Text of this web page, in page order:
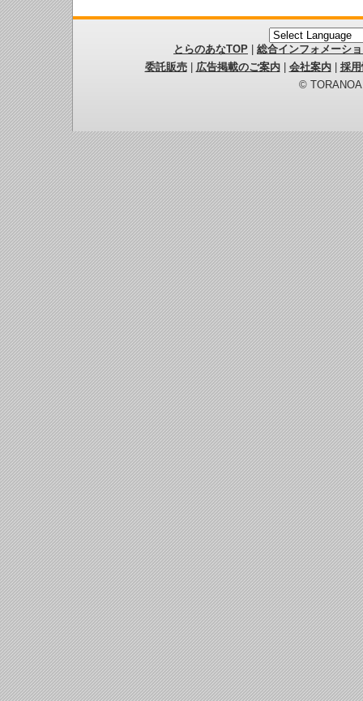
とらのあなTOP
総合インフォメーシ
委託販売| 広告掲載のご案内| 会社案内| 採
©